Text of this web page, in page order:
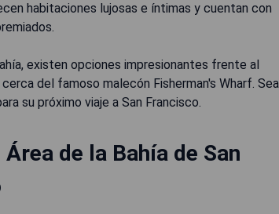
habitaciones lujosas e íntimas y cuentan con
existen opciones impresionantes frente al
del famoso malecón Fisherman's Wharf. Sea
su próximo viaje a San Francisco.
de la Bahía de San